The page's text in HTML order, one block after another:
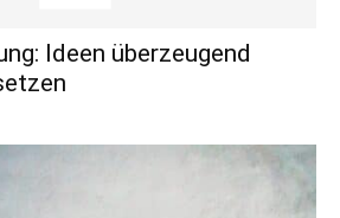
Ideen überzeugend